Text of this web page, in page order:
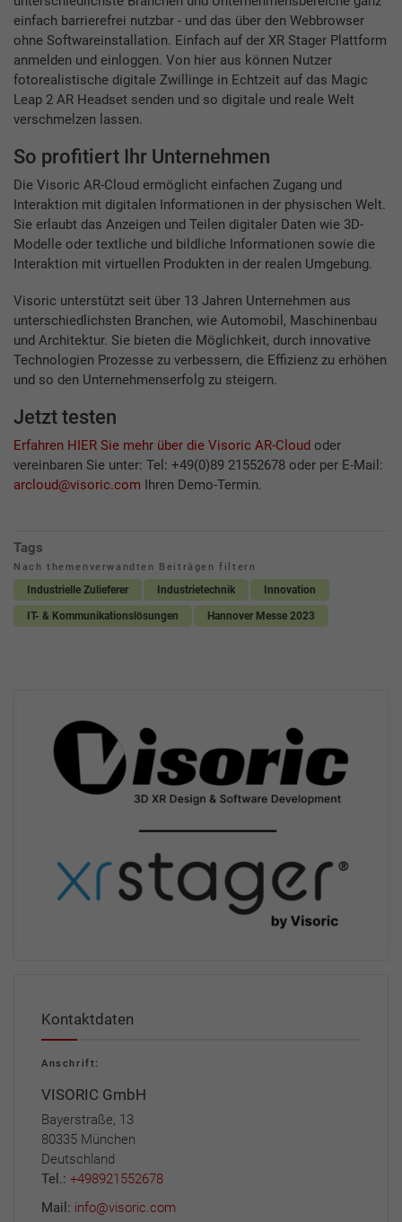
einfach barrierefrei nutzbar - und das über den Webbrowser
ohne Softwareinstallation. Einfach auf der XR Stager Plattform
anmelden und einloggen. Von hier aus können Nutzer
fotorealistische digitale Zwillinge in Echtzeit auf das Magic
Leap 2 AR Headset senden und so digitale und reale Welt
verschmelzen lassen.
So profitiert Ihr Unternehmen
Die Visoric AR-Cloud ermöglicht einfachen Zugang und
Interaktion mit digitalen Informationen in der physischen Welt.
Sie erlaubt das Anzeigen und Teilen digitaler Daten wie 3D-
Modelle oder textliche und bildliche Informationen sowie die
Interaktion mit virtuellen Produkten in der realen Umgebung.
Visoric unterstützt seit über 13 Jahren Unternehmen aus
unterschiedlichsten Branchen, wie Automobil, Maschinenbau
und Architektur. Sie bieten die Möglichkeit, durch innovative
Technologien Prozesse zu verbessern, die Effizienz zu erhöhen
und so den Unternehmenserfolg zu steigern.
Jetzt testen
Erfahren HIER Sie mehr über die Visoric AR-Cloud oder
vereinbaren Sie unter: Tel: +49(0)89 21552678 oder per E-Mail:
arcloud@visoric.com Ihren Demo-Termin.
Tags
Nach themenverwandten Beiträgen filtern
Industrielle Zulieferer Industrietechnik Innovation
IT- & Kommunikationslösungen Hannover Messe 2023
Kontaktdaten
Anschrift:
VISORIC GmbH
Bayerstraße, 13
80335 München
Deutschland
Tel.: +498921552678
Mail: info@visoric.com